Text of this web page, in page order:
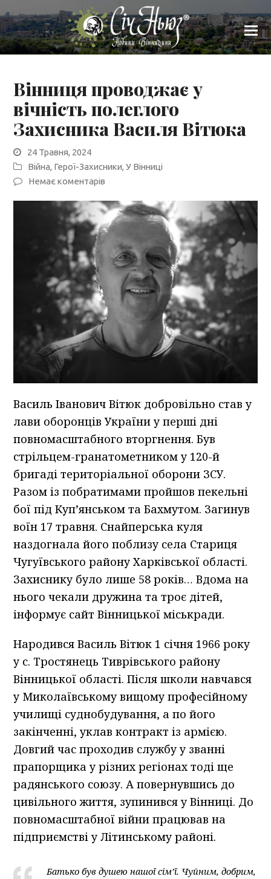
Вінниця проводжає у
вічність полеглого
Захисника Василя Вітюка
24 Травня, 2024
Війна, Герої-Захисники,У Вінниці
Немає коментарів
Василь Іванович Вітюк добровільно став у
лави оборонців України у перші дні
повномасштабного вторгнення. Був
стрільцем-гранатометником у 120-й
бригаді територіальної оборони ЗСУ.
Разом із побратимами пройшов пекельні
бої під Куп’янськом та Бахмутом. Загинув
воїн 17 травня. Снайперська куля
наздогнала його поблизу села Стариця
Чугуївського району Харківської області.
Захиснику було лише 58 років… Вдома на
нього чекали дружина та троє дітей,
інформує сайт Вінницької міськради.
Народився Василь Вітюк 1 січня 1966 року
у с. Тростянець Тиврівського району
Вінницької області. Після школи навчався
у Миколаївському вищому професійному
училищі суднобудування, а по його
закінченні, уклав контракт із армією.
Довгий час проходив службу у званні
прапорщика у різних регіонах тоді ще
радянського союзу. А повернувшись до
цивільного життя, зупинився у Вінниці. До
повномасштабної війни працював на
підприємстві у Літинському районі.
Батько був душею нашої сім’ї. Чуйним, добрим,